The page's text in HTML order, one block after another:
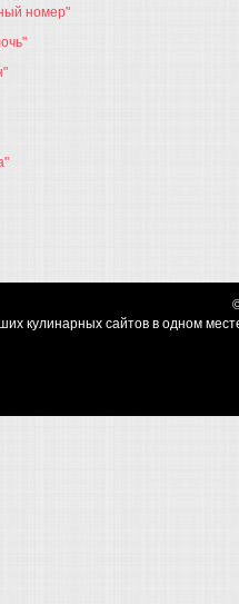
номер"
кулинарных сайтов в одном